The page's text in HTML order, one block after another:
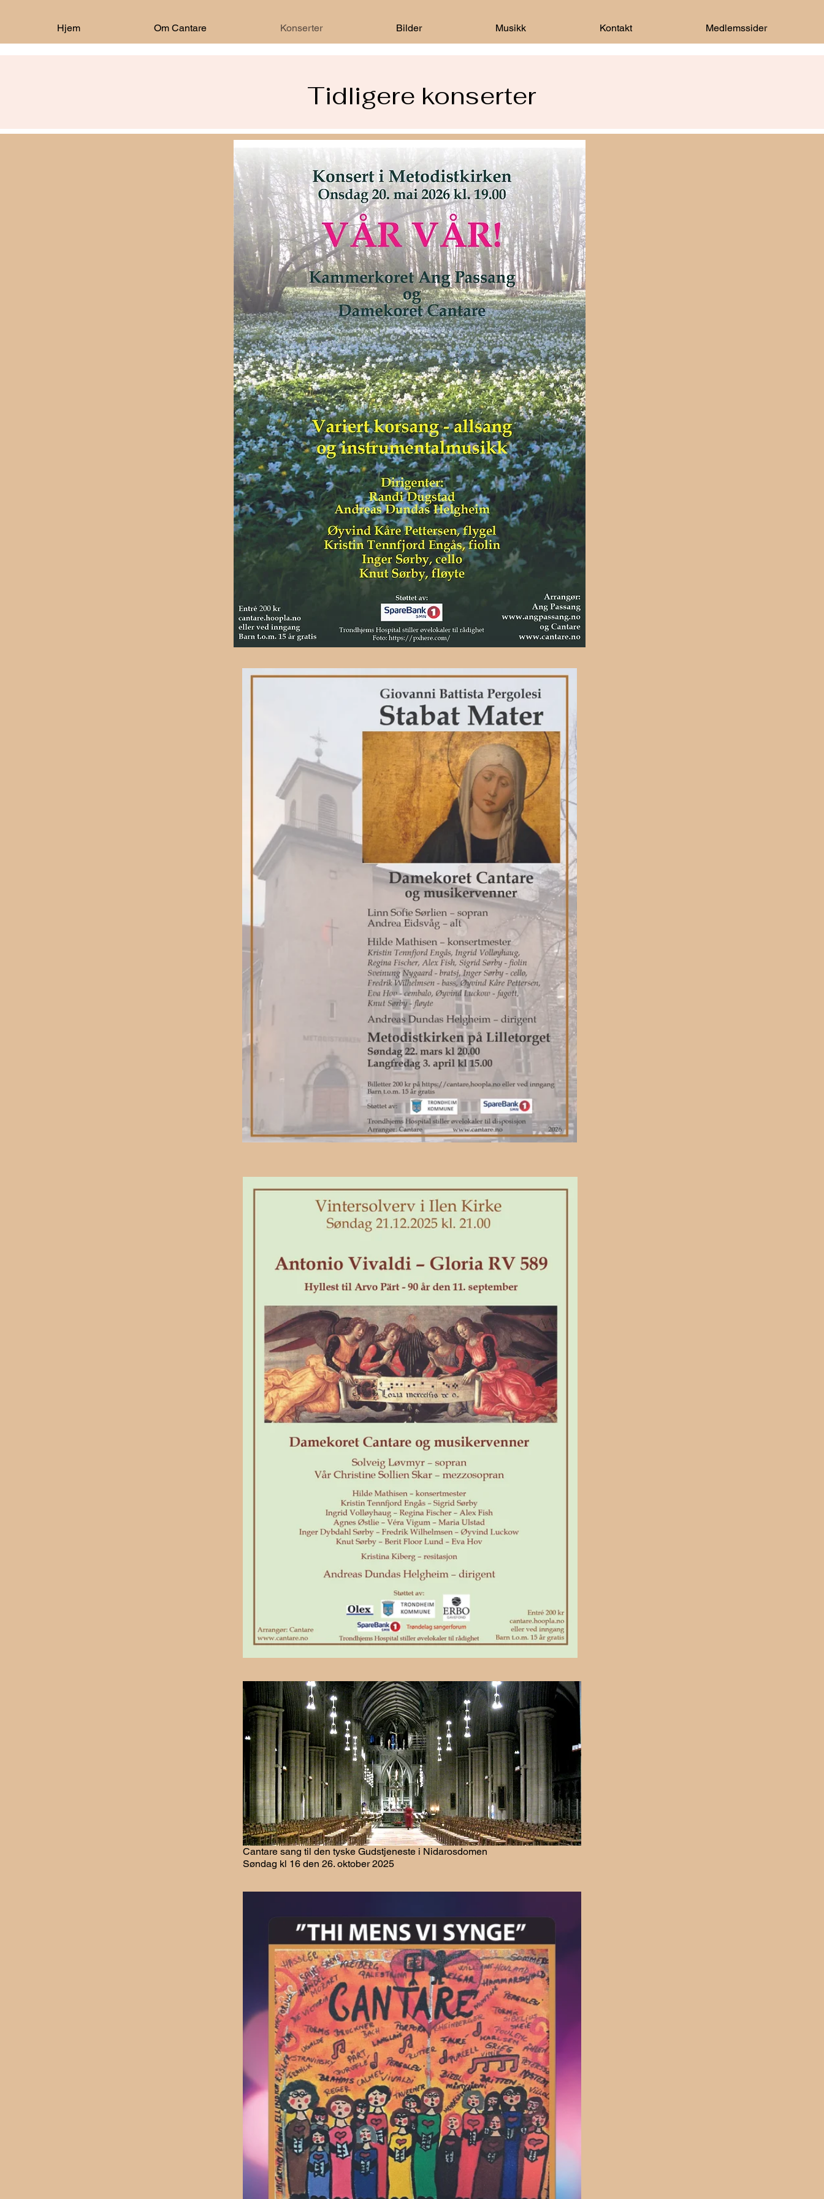
Hjem Om Cantare Konserter Bilder Musikk Kontakt Medlemssider
Tidligere konserter
Cantare sang til den tyske Gudstjeneste i Nidarosdomen
Søndag kl 16 den 26. oktober 2025